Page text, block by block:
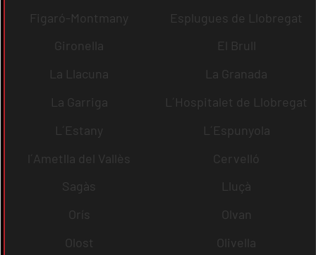
Figaró-Montmany
Esplugues de Llobregat
Gironella
El Brull
La Llacuna
La Granada
La Garriga
L´Hospitalet de Llobregat
L´Estany
L´Espunyola
l´Ametlla del Vallès
Cervelló
Sagàs
Lluçà
Orís
Olvan
Olost
Olivella